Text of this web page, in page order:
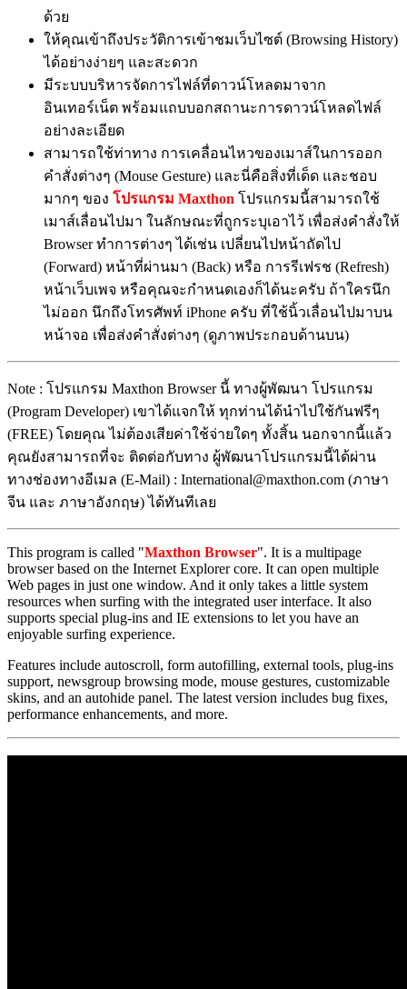
ด้วย
ให้คุณเข้าถึงประวัติการเข้าชมเว็บไซต์ (Browsing History)
ได้อย่างง่ายๆ และสะดวก
มีระบบบริหารจัดการไฟล์ที่ดาวน์โหลดมาจาก
อินเทอร์เน็ต พร้อมแถบบอกสถานะการดาวน์โหลดไฟล์
อย่างละเอียด
สามารถใช้ท่าทาง การเคลื่อนไหวของเมาส์ในการออก
คำสั่งต่างๆ (Mouse Gesture) และนี่คือสิ่งที่เด็ด และชอบ
มากๆ ของ โปรแกรม Maxthon โปรแกรมนี้สามารถใช้
เมาส์เลื่อนไปมา ในลักษณะที่ถูกระบุเอาไว้ เพื่อส่งคำสั่งให้
Browser ทำการต่างๆ ได้เช่น เปลี่ยนไปหน้าถัดไป
(Forward) หน้าที่ผ่านมา (Back) หรือ การรีเฟรช (Refresh)
หน้าเว็บเพจ หรือคุณจะกำหนดเองก็ได้นะครับ ถ้าใครนึก
ไม่ออก นึกถึงโทรศัพท์ iPhone ครับ ที่ใช้นิ้วเลื่อนไปมาบน
หน้าจอ เพื่อส่งคำสั่งต่างๆ (ดูภาพประกอบด้านบน)
Note : โปรแกรม Maxthon Browser นี้ ทางผู้พัฒนา โปรแกรม
(Program Developer) เขาได้แจกให้ ทุกท่านได้นำไปใช้กันฟรีๆ
(FREE) โดยคุณ ไม่ต้องเสียค่าใช้จ่ายใดๆ ทั้งสิ้น นอกจากนี้แล้ว
คุณยังสามารถที่จะ ติดต่อกับทาง ผู้พัฒนาโปรแกรมนี้ได้ผ่าน
ทางช่องทางอีเมล (E-Mail) : International@maxthon.com (ภาษา
จีน และ ภาษาอังกฤษ) ได้ทันทีเลย
This program is called "Maxthon Browser". It is a multipage
browser based on the Internet Explorer core. It can open multiple
Web pages in just one window. And it only takes a little system
resources when surfing with the integrated user interface. It also
supports special plug-ins and IE extensions to let you have an
enjoyable surfing experience.
Features include autoscroll, form autofilling, external tools, plug-ins
support, newsgroup browsing mode, mouse gestures, customizable
skins, and an autohide panel. The latest version includes bug fixes,
performance enhancements, and more.